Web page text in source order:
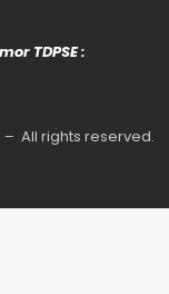
TDPSE :
– All rights reserved.